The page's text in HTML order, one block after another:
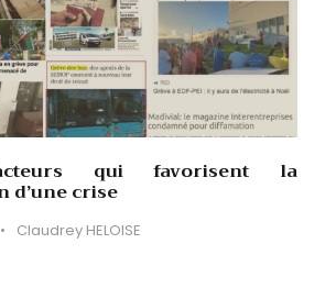
qui favorisent la
d’une crise
• Claudrey HELOISE